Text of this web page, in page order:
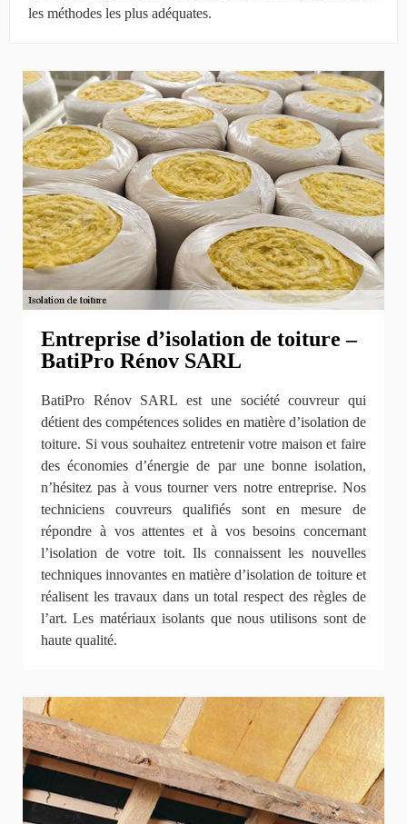
les méthodes les plus adéquates.
Entreprise d’isolation de toiture –
BatiPro Rénov SARL
BatiPro Rénov SARL est une société couvreur qui
détient des compétences solides en matière d’isolation de
toiture. Si vous souhaitez entretenir votre maison et faire
des économies d’énergie de par une bonne isolation,
n’hésitez pas à vous tourner vers notre entreprise. Nos
techniciens couvreurs qualifiés sont en mesure de
répondre à vos attentes et à vos besoins concernant
l’isolation de votre toit. Ils connaissent les nouvelles
techniques innovantes en matière d’isolation de toiture et
réalisent les travaux dans un total respect des règles de
l’art. Les matériaux isolants que nous utilisons sont de
haute qualité.